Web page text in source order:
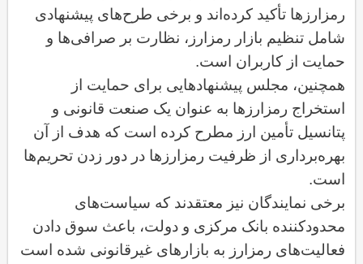
رمزارزها تأکید کرده‌اند و برخی طرح‌های پیشنهادی
شامل تنظیم بازار رمزارز، نظارت بر صرافی‌ها و
حمایت از کاربران است.
همچنین، مجلس پیشنهادهایی برای حمایت از
استخراج رمزارزها به عنوان یک صنعت قانونی و
پتانسیل تأمین ارز مطرح کرده است که هدف از آن
بهره‌برداری از ظرفیت رمزارزها در دور زدن تحریم‌ها
است.
برخی نمایندگان نیز معتقدند که سیاست‌های
محدودکننده بانک مرکزی و دولت، باعث سوق دادن
فعالیت‌های رمزارز به بازارهای غیرقانونی شده است